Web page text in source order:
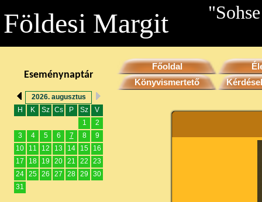
Földesi Margit
Eseménynaptár
2026. augusztus
H
K Sz Cs P Sz
V
1
2
3
4 5 6 7 8
9
10
11 12 13 14 15
16
17
18 19 20 21 22
23
24 25 26 27 28 29
30
31
Főoldal
Könyvismertető